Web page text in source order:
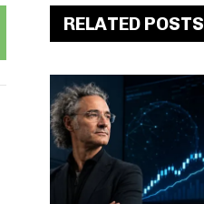
RELATED POSTS